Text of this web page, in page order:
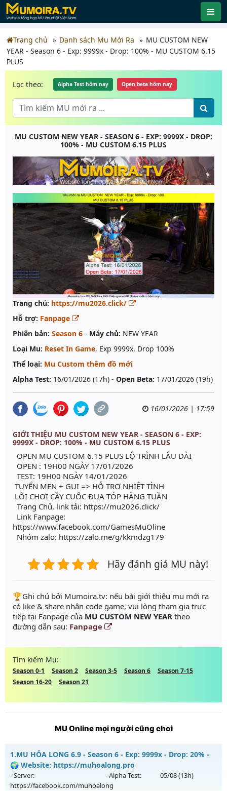
Trang chủ Danh sách Mu Mới Ra
MU CUSTOM NEW
YEAR - Season 6 - Exp: 9999x - Drop: 100% - MU CUSTOM 6.15
PLUS
Lọc theo: Alpha Test hôm nay Open beta hôm nay
MU CUSTOM NEW YEAR - SEASON 6 - EXP: 9999X - DROP:
100% - MU CUSTOM 6.15 PLUS
Trang chủ: https://mu2026.click/
Hỗ trợ: Fanpage
Phiên bản: Season 6 - Máy chủ: NEW YEAR
Loại Mu: Reset In Game, Exp 9999x, Drop 100%
Thể loại: Mu Custom thêm đồ mới
Alpha Test: 16/01/2026 (17h) - Open Beta: 17/01/2026 (19h)
16/01/2026 | 17:59
GIỚI THIỆU MU CUSTOM NEW YEAR - SEASON 6 - EXP:
9999X - DROP: 100% - MU CUSTOM 6.15 PLUS
OPEN MU CUSTOM 6.15 PLUS LỘ TRÌNH LÂU DÀI
OPEN : 19H00 NGÀY 17/01/2026
TEST: 19H00 NGÀY 14/01/2026
TUYỂN MEN + GUI => HỖ TRỢ NHIỆT TÌNH
LỐI CHƠI CẦY CUỐC ĐUA TÓP HÀNG TUẦN
Trang Chủ, link tải: https://mu2026.click/
Link Fanpage:
https://www.facebook.com/GamesMuOline
Nhóm zalo: https://zalo.me/g/kkmdzg179
Hãy đánh giá MU này!
️🏆Ghi chú bởi Mumoira.tv: nếu bài giới thiệu mu mới ra
có like & share nhận code game, vui lòng tham gia trực
tiếp tại Fanpage của MU CUSTOM NEW YEAR theo
đường dẫn sau: Fanpage
Tìm kiếm Mu:
Season 0-1 Season 2 Season 3-5 Season 6
Season 7-15
Season 16-20
Season 21
MU Online mọi người cũng chơi
1.MU HỎA LONG 6.9 - Season 6 - Exp: 9999x - Drop: 20% -
🌍 Website: https://muhoalong.pro
- Server:
https://facebook.com/muhoalong
- Alpha Test: 05/08(13h)